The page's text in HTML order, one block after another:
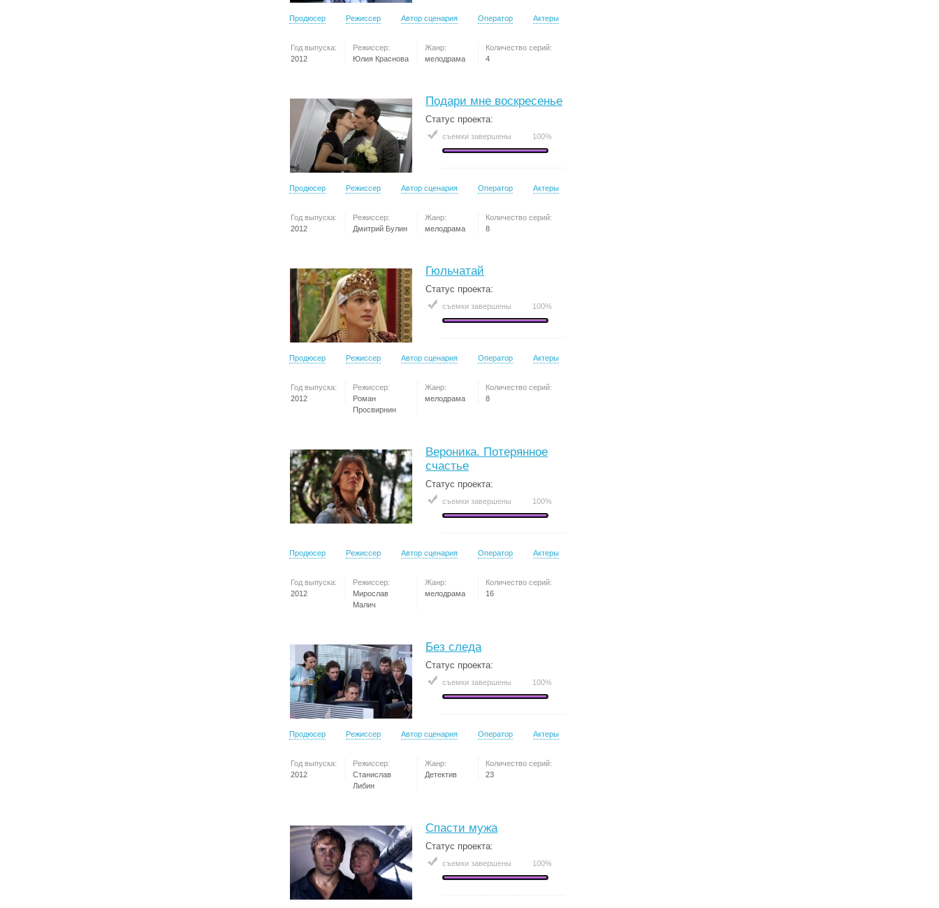
Продюсер Режиссер Автор сценария Оператор Актеры
Год выпуска:
2012
Режиссер:
Юлия Краснова
Жанр:
мелодрама
Количество серий:
4
Подари мне воскресенье
Статус проекта:
съемки завершены 100%
Продюсер Режиссер Автор сценария Оператор Актеры
Год выпуска:
2012
Режиссер:
Дмитрий Булин
Жанр:
мелодрама
Количество серий:
8
Гюльчатай
Статус проекта:
съемки завершены 100%
Продюсер Режиссер Автор сценария Оператор Актеры
Год выпуска:
2012
Режиссер:
Роман
Просвирнин
Жанр:
мелодрама
Количество серий:
8
Вероника. Потерянное
счастье
Статус проекта:
съемки завершены 100%
Продюсер Режиссер Автор сценария Оператор Актеры
Год выпуска:
2012
Режиссер:
Мирослав
Малич
Жанр:
мелодрама
Количество серий:
16
Без следа
Статус проекта:
съемки завершены 100%
Продюсер Режиссер Автор сценария Оператор Актеры
Год выпуска:
2012
Режиссер:
Станислав
Либин
Жанр:
Детектив
Количество серий:
23
Спасти мужа
Статус проекта:
съемки завершены 100%